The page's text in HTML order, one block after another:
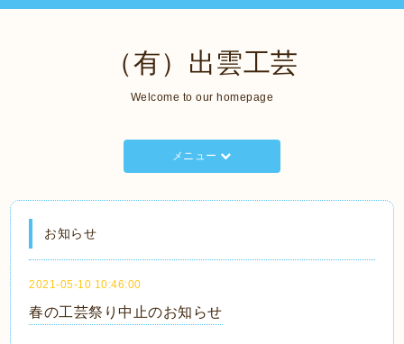
（有）出雲工芸
Welcome to our homepage
メニュー
お知らせ
2021-05-10 10:46:00
春の工芸祭り中止のお知らせ